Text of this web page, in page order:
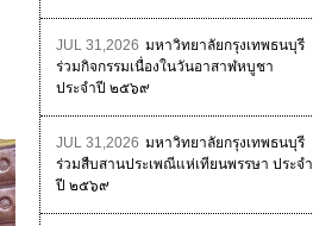
JUL 31,2026 มหาวิทยาลัยกรุงเทพธนบุรี
ร่วมกิจกรรมเนื่องในวันอาสาฬหบูชา
ประจำปี ๒๕๖๙
JUL 31,2026 มหาวิทยาลัยกรุงเทพธนบุรี
ร่วมสืบสานประเพณีแห่เทียนพรรษา ประจำ
ปี ๒๕๖๙